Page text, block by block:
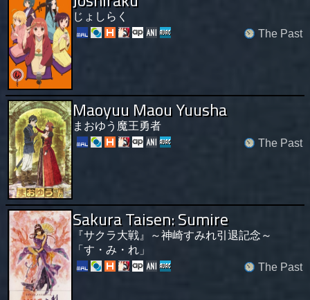
じょしらく
The Past
Maoyuu Maou Yuusha
まおゆう魔王勇者
The Past
Sakura Taisen: Sumire
『サクラ大戦』～神崎すみれ引退記念～
「す・み・れ」
The Past